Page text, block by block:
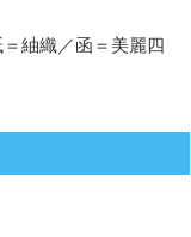
紬織／函＝美麗四